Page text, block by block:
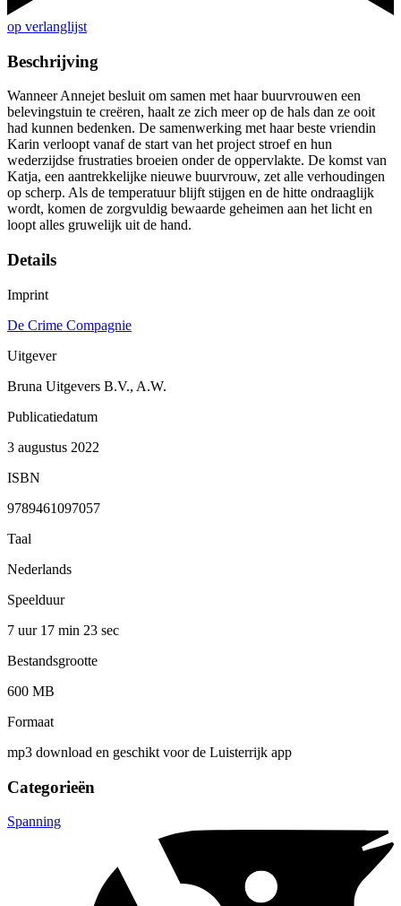
op verlanglijst
Beschrijving
Wanneer Annejet besluit om samen met haar buurvrouwen een
belevingstuin te creëren, haalt ze zich meer op de hals dan ze ooit
had kunnen bedenken. De samenwerking met haar beste vriendin
Karin verloopt vanaf de start van het project stroef en hun
wederzijdse frustraties broeien onder de oppervlakte. De komst van
Katja, een aantrekkelijke nieuwe buurvrouw, zet alle verhoudingen
op scherp. Als de temperatuur blijft stijgen en de hitte ondraaglijk
wordt, komen de zorgvuldig bewaarde geheimen aan het licht en
loopt alles gruwelijk uit de hand.
Details
Imprint
De Crime Compagnie
Uitgever
Bruna Uitgevers B.V., A.W.
Publicatiedatum
3 augustus 2022
ISBN
9789461097057
Taal
Nederlands
Speelduur
7 uur 17 min 23 sec
Bestandsgrootte
600 MB
Formaat
mp3 download en geschikt voor de Luisterrijk app
Categorieën
Spanning